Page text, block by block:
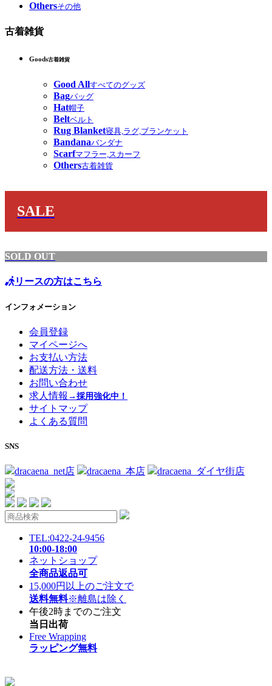
Othersその他
古着雑貨
Goods古着雑貨
Good Allすべてのグッズ
Bagバッグ
Hat帽子
Beltベルト
Rug Blanket寝具,ラグ,ブランケット
Bandanaバンダナ
Scarfマフラー,スカーフ
Others古着雑貨
SALE
SOLD OUT
リースの方はこちら
インフォメーション
会員登録
マイページへ
お支払い方法
配送方法・送料
お問い合わせ
求人情報 →採用強化中！
サイトマップ
よくある質問
SNS
dracaena_net店 dracaena_本店 dracaena_ダイヤ街店
TEL:0422-24-9456
10:00-18:00
ネットショップ
全商品返品可
15,000円以上のご注文で
送料無料※離島は除く
午後2時までのご注文
当日出荷
Free Wrapping
ラッピング無料